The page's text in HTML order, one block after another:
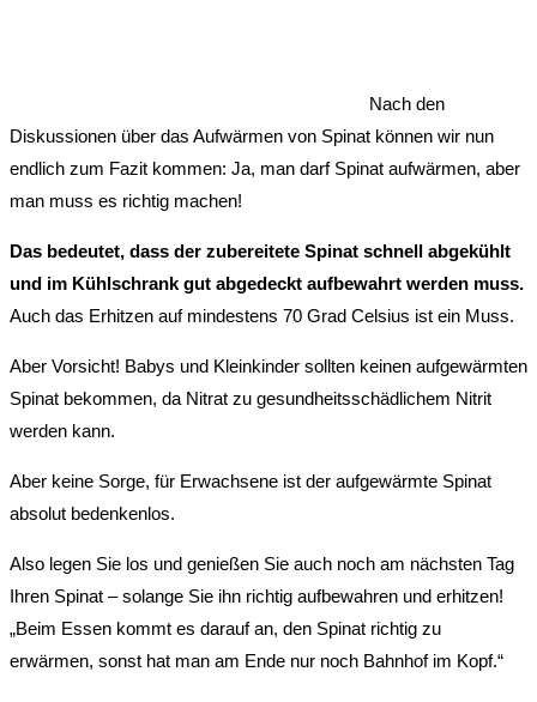
Nach den
Diskussionen über das Aufwärmen von Spinat können wir nun
endlich zum Fazit kommen: Ja, man darf Spinat aufwärmen, aber
man muss es richtig machen!
Das bedeutet, dass der zubereitete Spinat schnell abgekühlt
und im Kühlschrank gut abgedeckt aufbewahrt werden muss.
Auch das Erhitzen auf mindestens 70 Grad Celsius ist ein Muss.
Aber Vorsicht! Babys und Kleinkinder sollten keinen aufgewärmten
Spinat bekommen, da Nitrat zu gesundheitsschädlichem Nitrit
werden kann.
Aber keine Sorge, für Erwachsene ist der aufgewärmte Spinat
absolut bedenkenlos.
Also legen Sie los und genießen Sie auch noch am nächsten Tag
Ihren Spinat – solange Sie ihn richtig aufbewahren und erhitzen!
„Beim Essen kommt es darauf an, den Spinat richtig zu
erwärmen, sonst hat man am Ende nur noch Bahnhof im Kopf.“